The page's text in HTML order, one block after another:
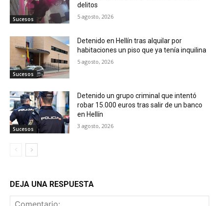
Sucesos
delitos
5 agosto, 2026
Sucesos
Detenido en Hellín tras alquilar por
habitaciones un piso que ya tenía inquilina
5 agosto, 2026
Sucesos
Detenido un grupo criminal que intentó
robar 15.000 euros tras salir de un banco
en Hellín
3 agosto, 2026
DEJA UNA RESPUESTA